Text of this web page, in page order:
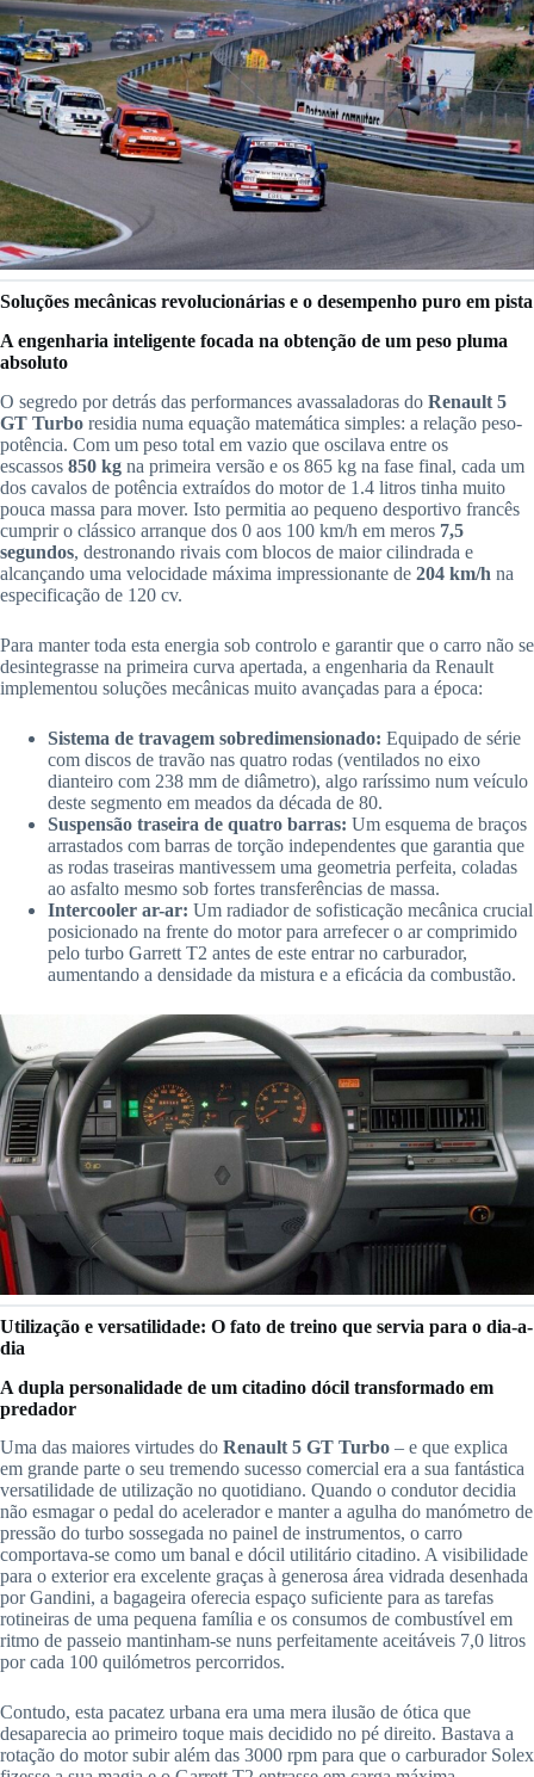
Soluções mecânicas revolucionárias e o desempenho puro em pista
A engenharia inteligente focada na obtenção de um peso pluma
absoluto
O segredo por detrás das performances avassaladoras do Renault 5
GT Turbo residia numa equação matemática simples: a relação peso-
potência. Com um peso total em vazio que oscilava entre os
escassos 850 kg na primeira versão e os 865 kg na fase final, cada um
dos cavalos de potência extraídos do motor de 1.4 litros tinha muito
pouca massa para mover. Isto permitia ao pequeno desportivo francês
cumprir o clássico arranque dos 0 aos 100 km/h em meros 7,5
segundos, destronando rivais com blocos de maior cilindrada e
alcançando uma velocidade máxima impressionante de 204 km/h na
especificação de 120 cv.
Para manter toda esta energia sob controlo e garantir que o carro não se
desintegrasse na primeira curva apertada, a engenharia da Renault
implementou soluções mecânicas muito avançadas para a época:
Sistema de travagem sobredimensionado: Equipado de série
com discos de travão nas quatro rodas (ventilados no eixo
dianteiro com 238 mm de diâmetro), algo raríssimo num veículo
deste segmento em meados da década de 80.
Suspensão traseira de quatro barras: Um esquema de braços
arrastados com barras de torção independentes que garantia que
as rodas traseiras mantivessem uma geometria perfeita, coladas
ao asfalto mesmo sob fortes transferências de massa.
Intercooler ar-ar: Um radiador de sofisticação mecânica crucial
posicionado na frente do motor para arrefecer o ar comprimido
pelo turbo Garrett T2 antes de este entrar no carburador,
aumentando a densidade da mistura e a eficácia da combustão.
Utilização e versatilidade: O fato de treino que servia para o dia-a-
dia
A dupla personalidade de um citadino dócil transformado em
predador
Uma das maiores virtudes do Renault 5 GT Turbo – e que explica
em grande parte o seu tremendo sucesso comercial era a sua fantástica
versatilidade de utilização no quotidiano. Quando o condutor decidia
não esmagar o pedal do acelerador e manter a agulha do manómetro de
pressão do turbo sossegada no painel de instrumentos, o carro
comportava-se como um banal e dócil utilitário citadino. A visibilidade
para o exterior era excelente graças à generosa área vidrada desenhada
por Gandini, a bagageira oferecia espaço suficiente para as tarefas
rotineiras de uma pequena família e os consumos de combustível em
ritmo de passeio mantinham-se nuns perfeitamente aceitáveis 7,0 litros
por cada 100 quilómetros percorridos.
Contudo, esta pacatez urbana era uma mera ilusão de ótica que
desaparecia ao primeiro toque mais decidido no pé direito. Bastava a
rotação do motor subir além das 3000 rpm para que o carburador Solex